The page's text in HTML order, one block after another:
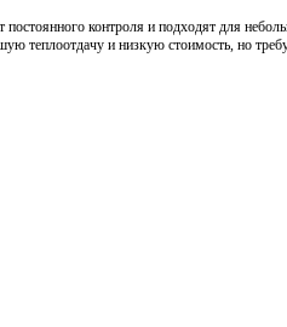
контроля и подходят для
теплоотдачу и низкую стоимость, но